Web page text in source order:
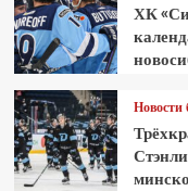
ХК
Новости